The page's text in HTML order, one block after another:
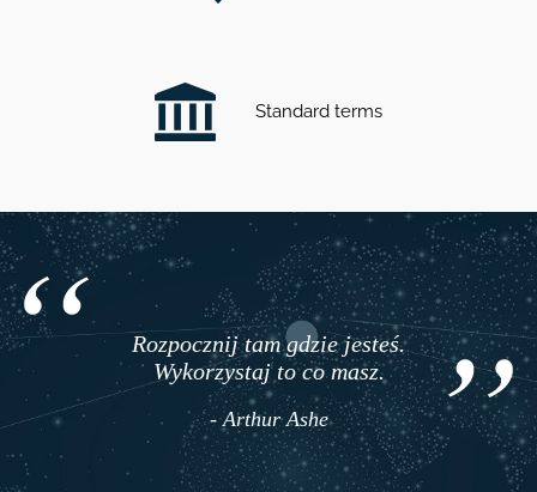
Standard terms
Rozpocznij tam gdzie jesteś.
Wykorzystaj to co masz.
- Arthur Ashe